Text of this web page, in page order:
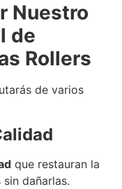
Nuestro
de
Rollers
de varios
que restauran la
dañarlas.